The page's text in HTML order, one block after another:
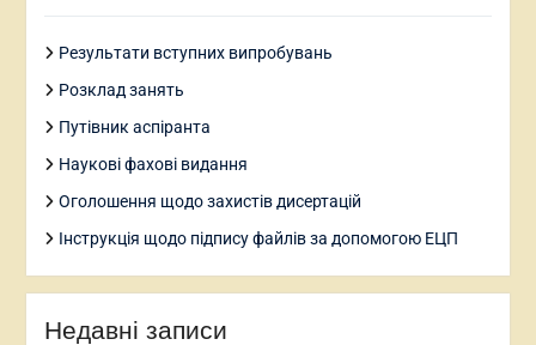
Результати вступних випробувань
Розклад занять
Путівник аспіранта
Наукові фахові видання
Оголошення щодо захистів дисертацій
Інструкція щодо підпису файлів за допомогою ЕЦП
Недавні записи